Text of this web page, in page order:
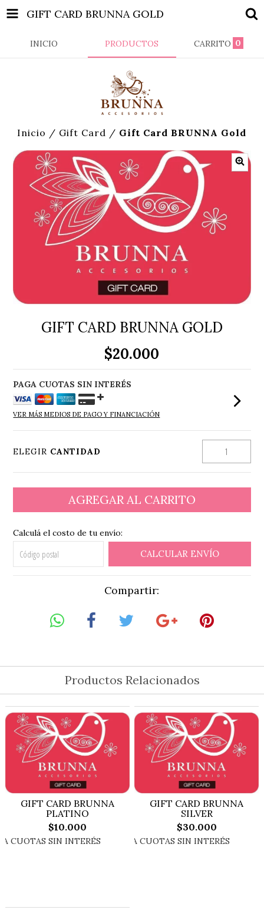
GIFT CARD BRUNNA GOLD
INICIO PRODUCTOS CARRITO 0
Inicio / Gift Card / Gift Card BRUNNA Gold
GIFT CARD BRUNNA GOLD
$20.000
VER MÁS MEDIOS DE PAGO Y FINANCIACIÓN
ELEGIR CANTIDAD
Calculá el costo de tu envío:
CALCULAR ENVÍO
Compartir:
Productos Relacionados
GIFT CARD BRUNNA
PLATINO
$10.000
GIFT CARD BRUNNA
SILVER
$30.000